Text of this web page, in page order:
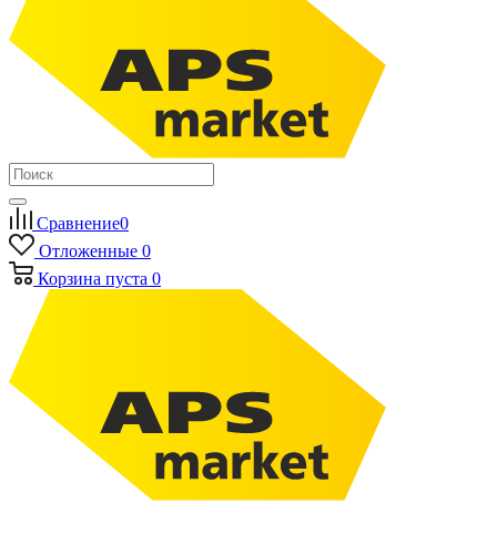
Сравнение0
Отложенные 0
Корзина пуста 0